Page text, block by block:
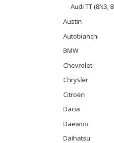
Audi TT (8N3,
Austin
Autobianchi
BMW
Chevrolet
Chrysler
Citroën
Dacia
Daewoo
Daihatsu